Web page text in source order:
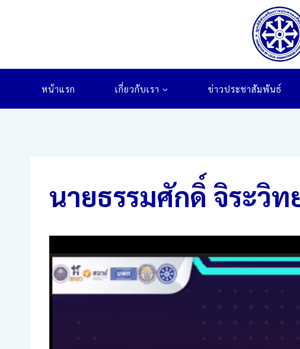
หน้าแรก เกี่ยวกับเรา ข่าวประชาสัมพันธ์
นายธรรมศักดิ์ จิระวิ